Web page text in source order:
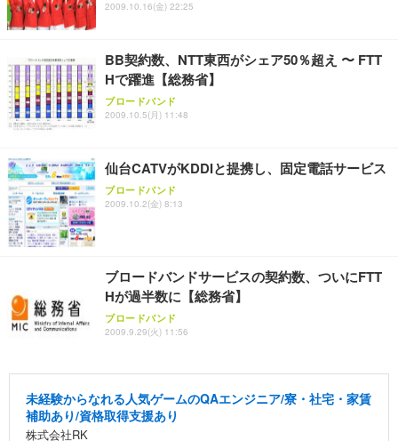
2009.10.16(金) 22:25
BB契約数、NTT東西がシェア50％超え 〜 FTT
Hで躍進【総務省】
ブロードバンド
2009.10.5(月) 11:48
仙台CATVがKDDIと提携し、固定電話サービス
ブロードバンド
2009.10.2(金) 8:13
ブロードバンドサービスの契約数、ついにFTT
Hが過半数に【総務省】
ブロードバンド
2009.9.29(火) 11:56
未経験からなれる人気ゲームのQAエンジニア/寮・社宅・家賃
補助あり/資格取得支援あり
株式会社RK